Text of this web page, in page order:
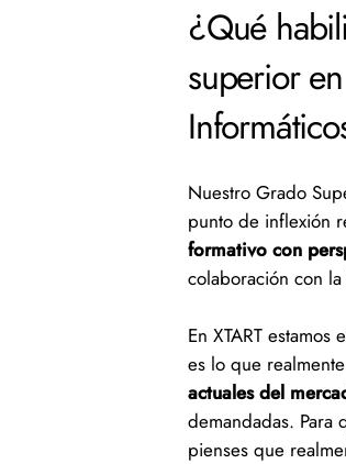
¿Qué
superior
Nuestro Grado
punto de inflexión
formativo con
colaboración con
En XTART
es lo que
actuales del
demandadas. Para
pienses que